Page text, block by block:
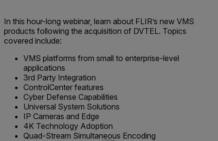
In this hour-long webinar, learn about FLIR’s new VMS
products following the acquisition of DVTEL. Topics
covered include:
VMS platforms from small to enterprise-level
applications
3rd Party Integration
ControlCenter features
Cyber Defense Capabilities
Universal System Solutions
IP Cameras and Edge
4K Technology Adoption
Quad-Stream Simultaneous Encoding